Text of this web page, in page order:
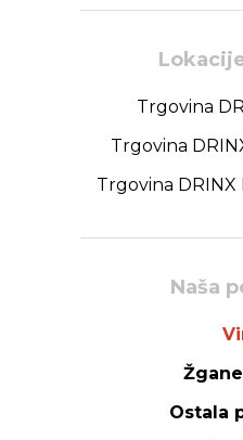
Trgovina
Trgovina
Trgovina
Naša
Ostala